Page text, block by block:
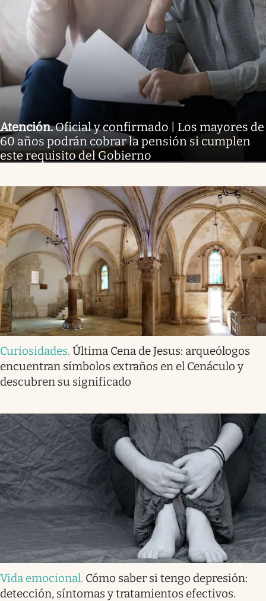
Atención.Oficial y confirmado | Los mayores de
60 años podrán cobrar la pensión si cumplen
este requisito del Gobierno
Curiosidades. Última Cena de Jesus: arqueólogos
encuentran símbolos extraños en el Cenáculo y
descubren su significado
Vida emocional. Cómo saber si tengo depresión:
detección, síntomas y tratamientos efectivos.